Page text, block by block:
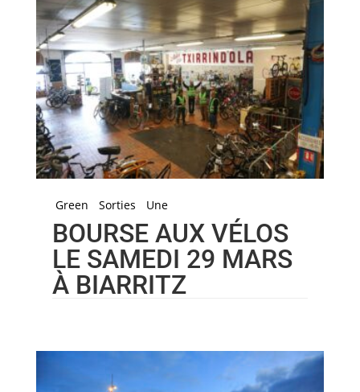
Green Sorties Une
BOURSE AUX VÉLOS
LE SAMEDI 29 MARS
À BIARRITZ